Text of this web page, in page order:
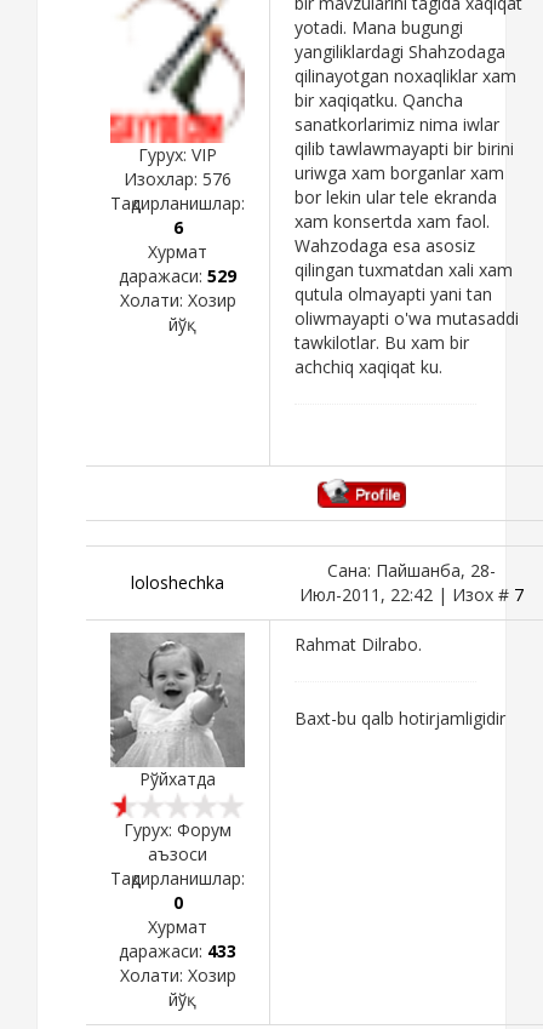
Гурух: VIP
Изохлар: 576
Тақдирланишлар:
6
Хурмат
даражаси: 529
Холати: Хозир
йўқ
yotadi. Mana bugungi
yangiliklardagi Shahzodaga
qilinayotgan noxaqliklar xam
bir xaqiqatku. Qancha
sanatkorlarimiz nima iwlar
qilib tawlawmayapti bir birini
uriwga xam borganlar xam
bor lekin ular tele ekranda
xam konsertda xam faol.
Wahzodaga esa asosiz
qilingan tuxmatdan xali xam
qutula olmayapti yani tan
oliwmayapti o'wa mutasaddi
tawkilotlar. Bu xam bir
achchiq xaqiqat ku.
loloshechka
Сана: Пайшанба, 28-
Июл-2011, 22:42 | Изох # 7
Рўйхатда
Гурух: Форум
аъзоси
Тақдирланишлар:
0
Хурмат
даражаси: 433
Холати: Хозир
йўқ
Rahmat Dilrabo.
Baxt-bu qalb hotirjamligidir